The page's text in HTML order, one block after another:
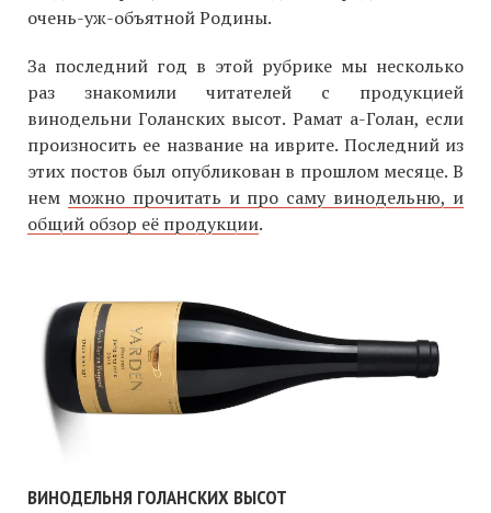
очень-уж-объятной Родины.
За последний год в этой рубрике мы несколько
раз знакомили читателей с продукцией
винодельни Голанских высот. Рамат а-Голан, если
произносить ее название на иврите. Последний из
этих постов был опубликован в прошлом месяце. В
нем можно прочитать и про саму винодельню, и
общий обзор её продукции.
ВИНОДЕЛЬНЯ ГОЛАНСКИХ ВЫСОТ